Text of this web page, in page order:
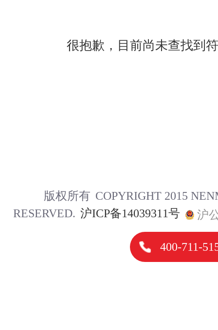
很抱歉，目前尚未查找到
版权所有 COPYRIGHT 2015
RESERVED. 沪ICP备14039311号 沪
400-711-